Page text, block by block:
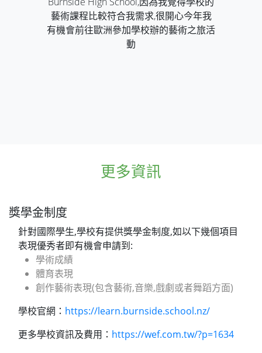
藝術課程比較符合我需求,很開心今年我
有機會前往歐洲參加學校辦的藝術之旅活
動
更多資訊
獎學金制度
針對國際學生,學校有提供獎學金制度,如以下幾個項目
表現優秀者即有機會申請到:
學術成績
體育表現
創作藝術表現(包含藝術,音樂,戲劇或者舞蹈方面)
學校官網： https://learn.burnside.school.nz/
更多學校資訊及費用： https://wef.com.tw/?p=1634